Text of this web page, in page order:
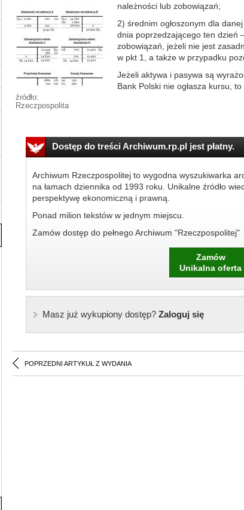
źródło:
Rzeczpospolita
należności lub zobowiązań;
2) średnim ogłoszonym dla
dnia poprzedzającego ten dzień
zobowiązań, jeżeli nie jest
w pkt 1, a także w przypadku
Jeżeli aktywa i pasywa są
Bank Polski nie ogłasza kursu,
Dostęp do treści Archiwum.rp.pl jest płatny.
Archiwum Rzeczpospolitej to wygodna wyszukiwarka
na łamach dziennika od 1993 roku. Unikalne źródło
perspektywę ekonomiczną i prawną.
Ponad milion tekstów w jednym miejscu.
Zamów dostęp do pełnego Archiwum "Rzeczpospolitej"
Zamów
Unikalna oferta
Masz już wykupiony dostęp?Zaloguj się
POPRZEDNI ARTYKUŁ Z WYDANIA